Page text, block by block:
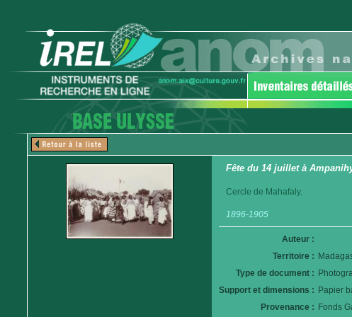
Fête du 14 juillet à
Cercle de Mahafaly.
1896-1905
Auteur :
Territoire :
Type de document :
Support et dimensions : Papier
Provenance : Fonds